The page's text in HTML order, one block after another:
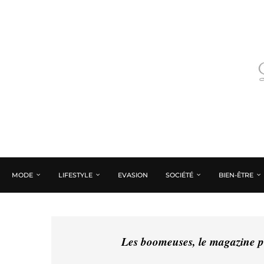
MODE LIFESTYLE EVASION SOCIÉTÉ BIEN-ÊTRE
Les boomeuses, le